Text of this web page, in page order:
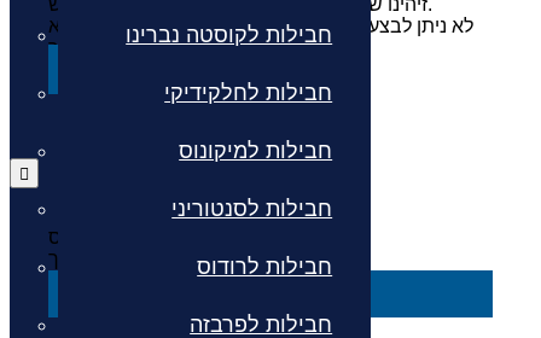
חבילות לקוסטה נברינו
חבילות לחלקידיקי
חבילות למיקונוס
חבילות לסנטוריני
חבילות לרודוס
חבילות לפרבזה
זיהינו שהמשכתם את התהליך באתר בחלון חדש.
לא ניתן לבצע שני תהליכים מקבילים בשני חלונות. אנא
בחרו לרענן כדי להמשיך!